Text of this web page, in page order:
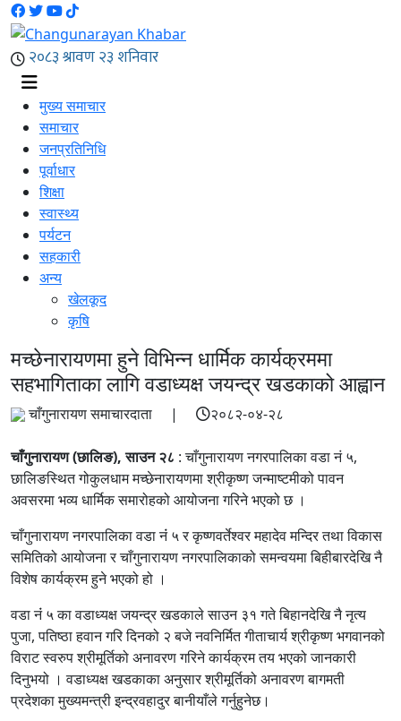
मुख्य समाचार
समाचार
जनप्रतिनिधि
पूर्वाधार
शिक्षा
स्वास्थ्य
पर्यटन
सहकारी
अन्य
खेलकूद
कृषि
मच्छेनारायणमा हुने विभिन्न धार्मिक कार्यक्रममा
सहभागिताका लागि वडाध्यक्ष जयन्द्र खडकाको आह्वान
चाँगुनारायण समाचारदाता | २०८२-०४-२८
चाँगुनारायण (छालिङ), साउन २८ : चाँगुनारायण नगरपालिका वडा नं ५,
छालिङस्थित गोकुलधाम मच्छेनारायणमा श्रीकृष्ण जन्माष्टमीको पावन
अवसरमा भव्य धार्मिक समारोहको आयोजना गरिने भएको छ ।
चाँगुनारायण नगरपालिका वडा नंं ५ र कृष्णवर्तेश्वर महादेव मन्दिर तथा विकास
समितिको आयोजना र चाँगुनारायण नगरपालिकाको समन्वयमा बिहीबारदेखि नै
विशेष कार्यक्रम हुने भएको हो ।
वडा नंं ५ का वडाध्यक्ष जयन्द्र खडकाले साउन ३१ गते बिहानदेखि नै नृत्य
पुजा, पतिष्ठा हवान गरि दिनको २ बजे नवनिर्मित गीताचार्य श्रीकृष्ण भगवानको
विराट स्वरुप श्रीमूर्तिको अनावरण गरिने कार्यक्रम तय भएको जानकारी
दिनुभयो । वडाध्यक्ष खडकाका अनुसार श्रीमूर्तिको अनावरण बागमती
प्रदेशका मुख्यमन्त्री इन्द्रवहादुर बानीयाँले गर्नुहुनेछ।